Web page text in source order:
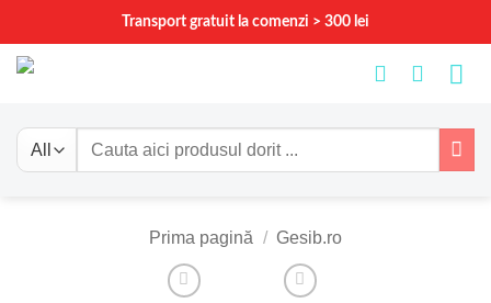
to
content
Transport gratuit la comenzi > 300 lei
Caută
Prima pagină / Gesib.ro